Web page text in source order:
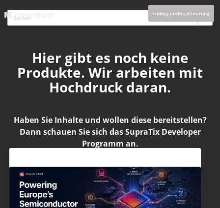
Einloggen/Registrierung
Hier gibt es noch keine
Produkte. Wir arbeiten mit
Hochdruck daran.
Haben Sie Inhalte und wollen diese bereitstellen?
Dann schauen Sie sich dasSupraTix Developer
Programm an.